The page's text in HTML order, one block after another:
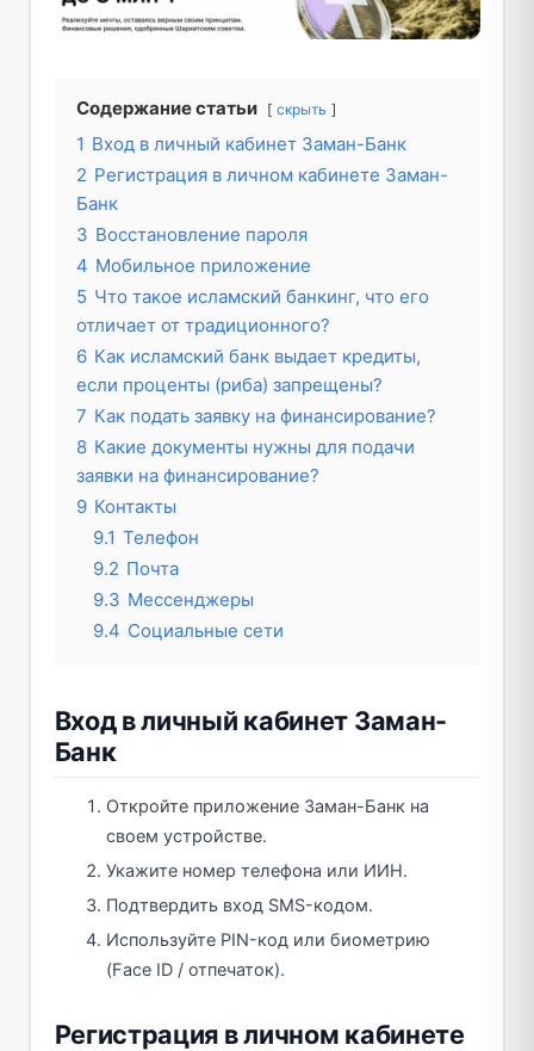
Содержание статьи скрыть
1 Вход в личный кабинет Заман-Банк
2 Регистрация в личном кабинете Заман-
Банк
3 Восстановление пароля
4 Мобильное приложение
5 Что такое исламский банкинг, что его
отличает от традиционного?
6 Как исламский банк выдает кредиты,
если проценты (риба) запрещены?
7 Как подать заявку на финансирование?
8 Какие документы нужны для подачи
заявки на финансирование?
9 Контакты
9.1 Телефон
9.2 Почта
9.3 Мессенджеры
9.4 Социальные сети
Вход в личный кабинет Заман-
Банк
Откройте приложение Заман-Банк на
своем устройстве.
Укажите номер телефона или ИИН.
Подтвердить вход SMS-кодом.
Используйте PIN-код или биометрию
(Face ID / отпечаток).
Регистрация в личном кабинете